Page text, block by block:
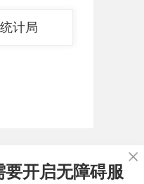
计局
其他
要开启无障碍服
